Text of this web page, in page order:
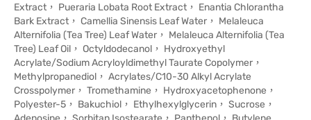
Extract， Pueraria Lobata Root Extract， Enantia Chlorantha
Bark Extract， Camellia Sinensis Leaf Water， Melaleuca
Alternifolia (Tea Tree) Leaf Water， Melaleuca Alternifolia (Tea
Tree) Leaf Oil， Octyldodecanol， Hydroxyethyl
Acrylate/Sodium Acryloyldimethyl Taurate Copolymer，
Methylpropanediol， Acrylates/C10-30 Alkyl Acrylate
Crosspolymer， Tromethamine， Hydroxyacetophenone，
Polyester-5， Bakuchiol， Ethylhexylglycerin， Sucrose，